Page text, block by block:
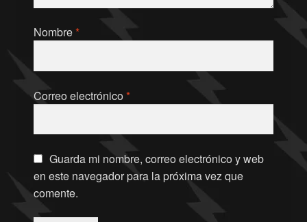
Nombre*
Correo electrónico*
Guarda mi nombre, correo electrónico y web
en este navegador para la próxima vez que
comente.